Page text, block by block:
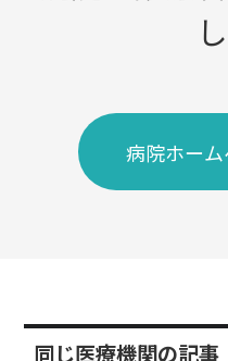
病院ホー
同じ医療機関の記事